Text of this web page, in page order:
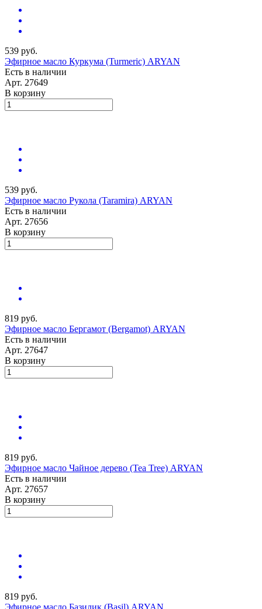
539 руб.
Эфирное масло Куркума (Turmeric) ARYAN
Есть в наличии
Арт. 27649
В корзину
539 руб.
Эфирное масло Рукола (Taramira) ARYAN
Есть в наличии
Арт. 27656
В корзину
819 руб.
Эфирное масло Бергамот (Bergamot) ARYAN
Есть в наличии
Арт. 27647
В корзину
819 руб.
Эфирное масло Чайное дерево (Tea Tree) ARYAN
Есть в наличии
Арт. 27657
В корзину
819 руб.
Эфирное масло Базилик (Basil) ARYAN